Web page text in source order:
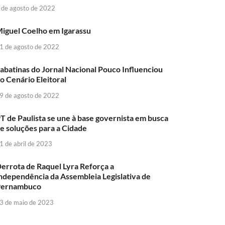
agosto de 2022
Coelho em Igarassu
de agosto de 2022
do Jornal Nacional Pouco Influenciou
Cenário Eleitoral
de agosto de 2022
de Paulista se une à base governista em busca
soluções para a Cidade
de abril de 2023
de Raquel Lyra Reforça a
da Assembleia Legislativa de
de maio de 2023